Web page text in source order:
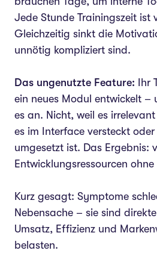
Jede Stunde Trainingszeit ist
Gleichzeitig sinkt die
unnötig kompliziert sind.
Das ungenutzte Feature: Ihr
ein neues Modul entwickelt –
es an. Nicht, weil es
es im Interface versteckt
umgesetzt ist. Das Ergebnis:
Entwicklungsressourcen ohne
Kurz gesagt: Symptome
Nebensache – sie sind
Umsatz, Effizienz und
belasten.